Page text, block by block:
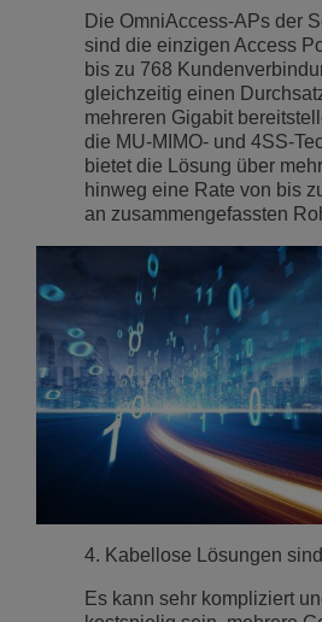
Die OmniAccess-APs der
sind die einzigen Access
bis zu 768
gleichzeitig einen
mehreren Gigabit
die MU-MIMO- und 4SS-
bietet die Lösung über
hinweg eine Rate von bis
an zusammengefassten
4. Kabellose Lösungen
Es kann sehr kompliziert